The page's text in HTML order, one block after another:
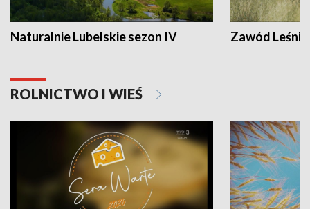
Naturalnie Lubelskie sezon IV Zawód Leśnik
ROLNICTWO I WIEŚ